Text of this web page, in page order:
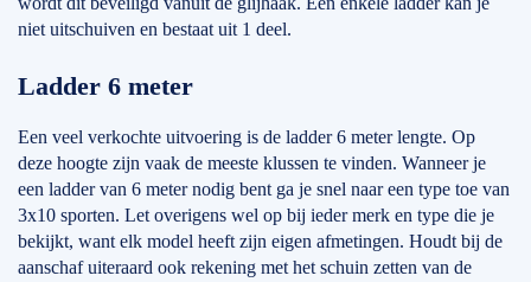
niet uitschuiven en bestaat uit 1 deel.
Ladder 6 meter
Een veel verkochte uitvoering is de ladder 6 meter lengte. Op
deze hoogte zijn vaak de meeste klussen te vinden. Wanneer je
een ladder van 6 meter nodig bent ga je snel naar een type toe van
3x10 sporten. Let overigens wel op bij ieder merk en type die je
bekijkt, want elk model heeft zijn eigen afmetingen. Houdt bij de
aanschaf uiteraard ook rekening met het schuin zetten van de